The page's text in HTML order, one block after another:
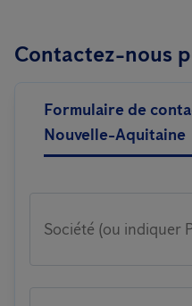
Contactez-nous
Formulaire de
Nouvelle-Aquitaine
Société (ou indiquer